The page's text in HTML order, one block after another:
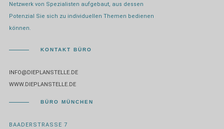
Netzwerk von Spezialisten aufgebaut, aus dessen
Potenzial Sie sich zu individuellen Themen bedienen
können.
KONTAKT BÜRO
INFO@DIEPLANSTELLE.DE
WWW.DIEPLANSTELLE.DE
BÜRO MÜNCHEN
BAADERSTRASSE 7